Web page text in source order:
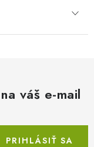
váš e-mail
PRIHLÁSIŤ SA